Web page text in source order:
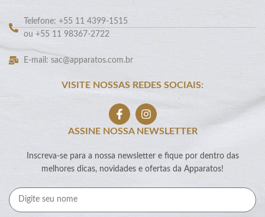
Telefone: +55 11 4399-1515
ou +55 11 98367-2722
E-mail: sac@apparatos.com.br
VISITE NOSSAS REDES SOCIAIS:
ASSINE NOSSA NEWSLETTER
Inscreva-se para a nossa newsletter e fique por dentro das
melhores dicas, novidades e ofertas da Apparatos!